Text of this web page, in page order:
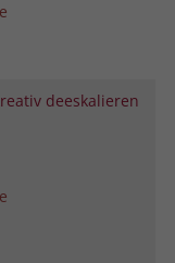
deeskalieren